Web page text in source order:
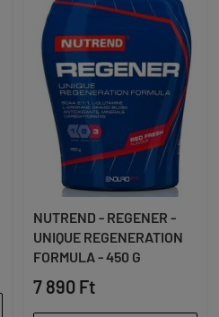
NUTREND - REGENER -
UNIQUE REGENERATION
FORMULA - 450 G
7 890 Ft